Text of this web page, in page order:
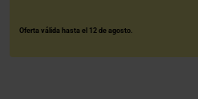
Oferta válida hasta el 12 de agosto.